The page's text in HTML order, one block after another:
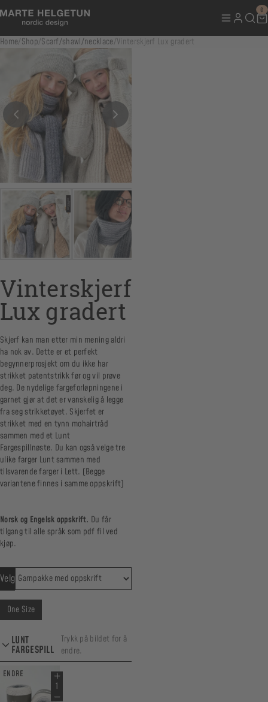
0
Home/Shop/Scarf/shawl/necklace/Vinterskjerf Lux gradert
Vinterskjerf
Lux gradert
Skjerf kan man etter min mening aldri
ha nok av. Dette er et perfekt
begynnerprosjekt om du ikke har
strikket patentstrikk før og vil prøve
deg. De nydelige fargeforløpningene i
garnet gjør at det er vanskelig å legge
fra seg strikketøyet. Skjerfet er
strikket med en tynn mohairtråd
sammen med et Lunt
Fargespillnøste. Du kan også velge tre
ulike farger Lunt sammen med
tilsvarende farger i Lett. (Begge
variantene finnes i samme oppskrift)
Norsk og Engelsk oppskrift. Du får
tilgang til alle språk som pdf fil ved
kjøp.
Velg
One Size
LUNT
FARGESPILL
Trykk på bildet for å
endre.
ENDRE